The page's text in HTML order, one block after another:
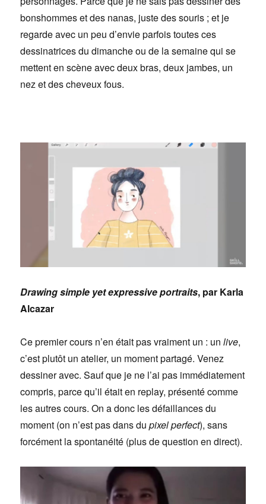
bonshommes et des nanas, juste des souris ; et je
regarde avec un peu d’envie parfois toutes ces
dessinatrices du dimanche ou de la semaine qui se
mettent en scène avec deux bras, deux jambes, un
nez et des cheveux fous.
Drawing simple yet expressive portraits, par Karla
Alcazar
Ce premier cours n’en était pas vraiment un : unlive,
c’est plutôt un atelier, un moment partagé. Venez
dessiner avec. Sauf que je ne l’ai pas immédiatement
compris, parce qu’il était en replay, présenté comme
les autres cours. On a donc les défaillances du
moment (on n’est pas dans dupixel perfect), sans
forcément la spontanéité (plus de question en direct).